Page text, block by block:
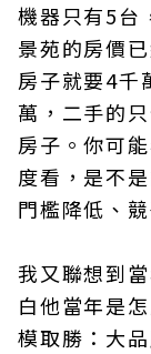
機器只有5台
景苑的房價
房子就要4千
萬，二手的
房子。你可
度看，是不
門檻降低、
我又聯想到
白他當年是
模取勝：大